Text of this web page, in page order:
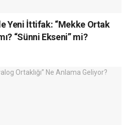
Yeni İttifak: “Mekke Ortak
“Sünni Ekseni” mi?